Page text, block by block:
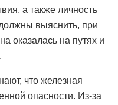
а также личность
выяснить, при
оказалась на путях и
что железная
опасности. Из-за